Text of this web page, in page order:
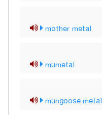
mother metal
mumetal
mungoose metal